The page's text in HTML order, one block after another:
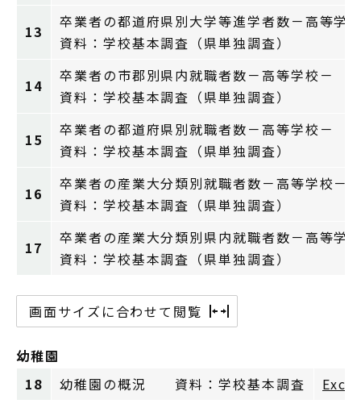
13
卒業者の都道府県別大学等進学者数－高等学
資料：学校基本調査（県単独調査）
14
卒業者の市郡別県内就職者数－高等学校－
資料：学校基本調査（県単独調査）
15
卒業者の都道府県別就職者数－高等学校－
資料：学校基本調査（県単独調査）
16
卒業者の産業大分類別就職者数－高等学校－
資料：学校基本調査（県単独調査）
17
卒業者の産業大分類別県内就職者数－高等学
資料：学校基本調査（県単独調査）
画面サイズに合わせて閲覧
幼稚園
18
幼稚園の概況 資料：学校基本調査